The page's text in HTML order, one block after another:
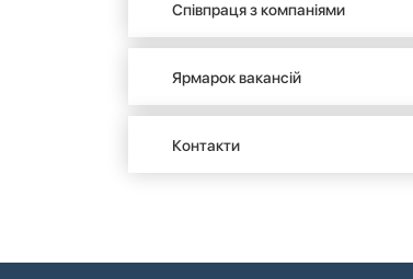
Співпраця з компаніями
Ярмарок вакансій
Контакти